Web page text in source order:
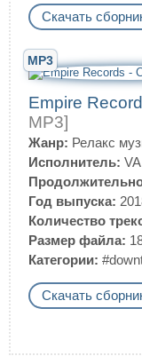
Скачать
MP3
Empire
MP3]
Жанр: Релакс
Исполнитель: VA
Год выпуска:
Количество
Размер файла:
Категории:
Скачать